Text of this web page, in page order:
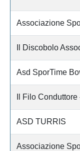
Associazione
Il Discobolo
Asd SporTime
Il Filo
ASD TURRIS
Associazione